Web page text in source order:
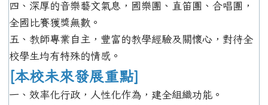
四、深厚的音樂藝文氣息，國樂團、直笛團、合唱團，
全國比賽獲獎無數。
五、教師專業自主，豐富的教學經驗及關懷心，對待全
校學生均有特殊的情感。
[本校未來發展重點]
一、效率化行政，人性化作為，建全組織功能。